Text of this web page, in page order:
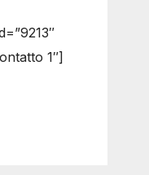
1″]